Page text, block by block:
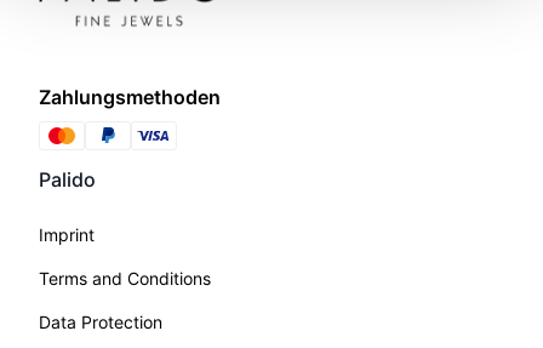
Zahlungsmethoden
Palido
Imprint
Terms and Conditions
Data Protection